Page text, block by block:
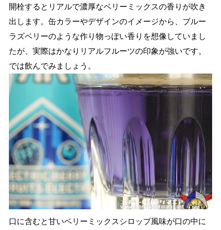
開栓するとリアルで濃厚なベリーミックスの香りが吹き
出します。缶カラーやデザインのイメージから、ブルー
ラズベリーのような作り物っぽい香りを想像していまし
たが、実際はかなりリアルフルーツの印象が強いです。
では飲んでみましょう。
口に含むと甘いベリーミックスシロップ風味が口の中に